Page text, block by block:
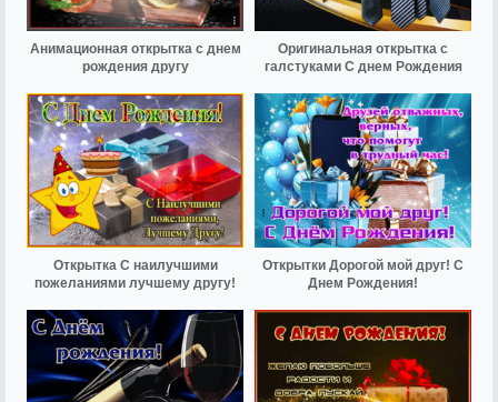
Анимационная открытка с днем
рождения другу
Оригинальная открытка с
галстуками С днем Рождения
Открытка С наилучшими
пожеланиями лучшему другу!
Открытки Дорогой мой друг! С
Днем Рождения!